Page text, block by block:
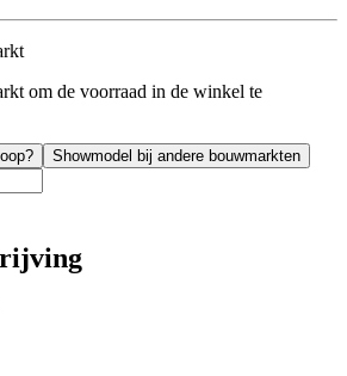
om de voorraad in de winkel te
Showmodel bij andere bouwmarkten